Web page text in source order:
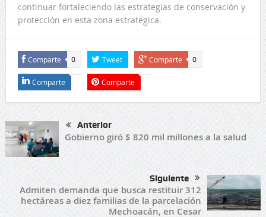
continuar fortaleciendo las estrategias de conservación y
protección en esta zona estratégica.
Comparte 0 Tweet Comparte 0
Comparte Comparte
Anterior
Gobierno giró $ 820 mil millones a la salud
Siguiente
Admiten demanda que busca restituir 312
hectáreas a diez familias de la parcelación
Mechoacán, en Cesar